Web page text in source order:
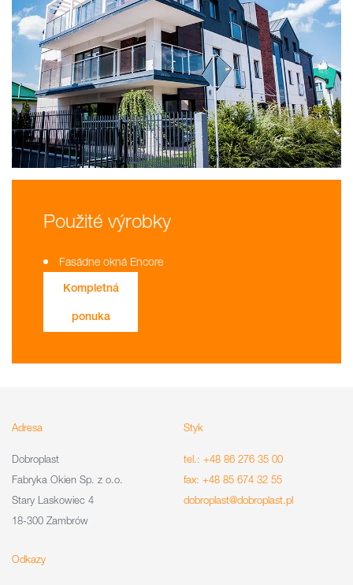
Použité výrobky
Fasádne okná Encore
Kompletná
ponuka
Adresa
Dobroplast
Fabryka Okien Sp. z o.o.
Stary Laskowiec 4
18-300 Zambrów
Styk
tel.: +48 86 276 35 00
fax: +48 85 674 32 55
dobroplast@dobroplast.pl
Odkazy